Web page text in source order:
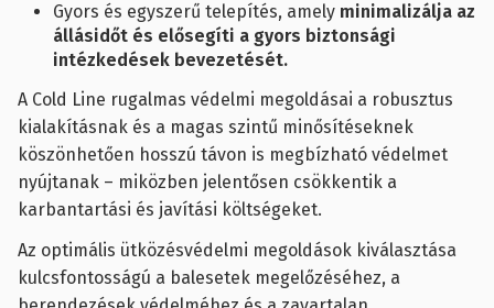
Gyors és egyszerű telepítés, amely minimalizálja az
állásidőt és elősegíti a gyors biztonsági
intézkedések bevezetését.
A Cold Line rugalmas védelmi megoldásai a robusztus
kialakításnak és a magas szintű minősítéseknek
köszönhetően hosszú távon is megbízható védelmet
nyújtanak – miközben jelentősen csökkentik a
karbantartási és javítási költségeket.
Az optimális ütközésvédelmi megoldások kiválasztása
kulcsfontosságú a balesetek megelőzéséhez, a